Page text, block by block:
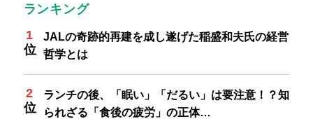
ランキング
JALの奇跡的再建を成し遂げた稲盛和夫氏の経営
哲学とは
ランチの後、「眠い」「だるい」は要注意！？知
られざる「食後の疲労」の正体…